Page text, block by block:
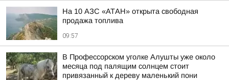
На 10 АЗС «АТАН» открыта свободная
продажа топлива
09:57
В Профессорском уголке Алушты уже около
месяца под палящим солнцем стоит
привязанный к дереву маленький пони